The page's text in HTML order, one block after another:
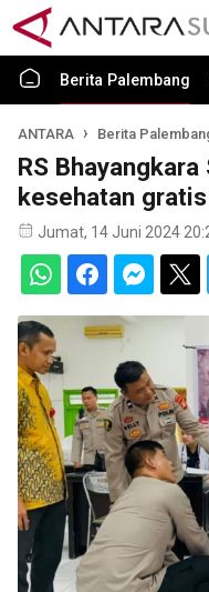
Berita Palembang
ANTARA Berita
RS
kesehatan
Jumat, 14 Juni 2024